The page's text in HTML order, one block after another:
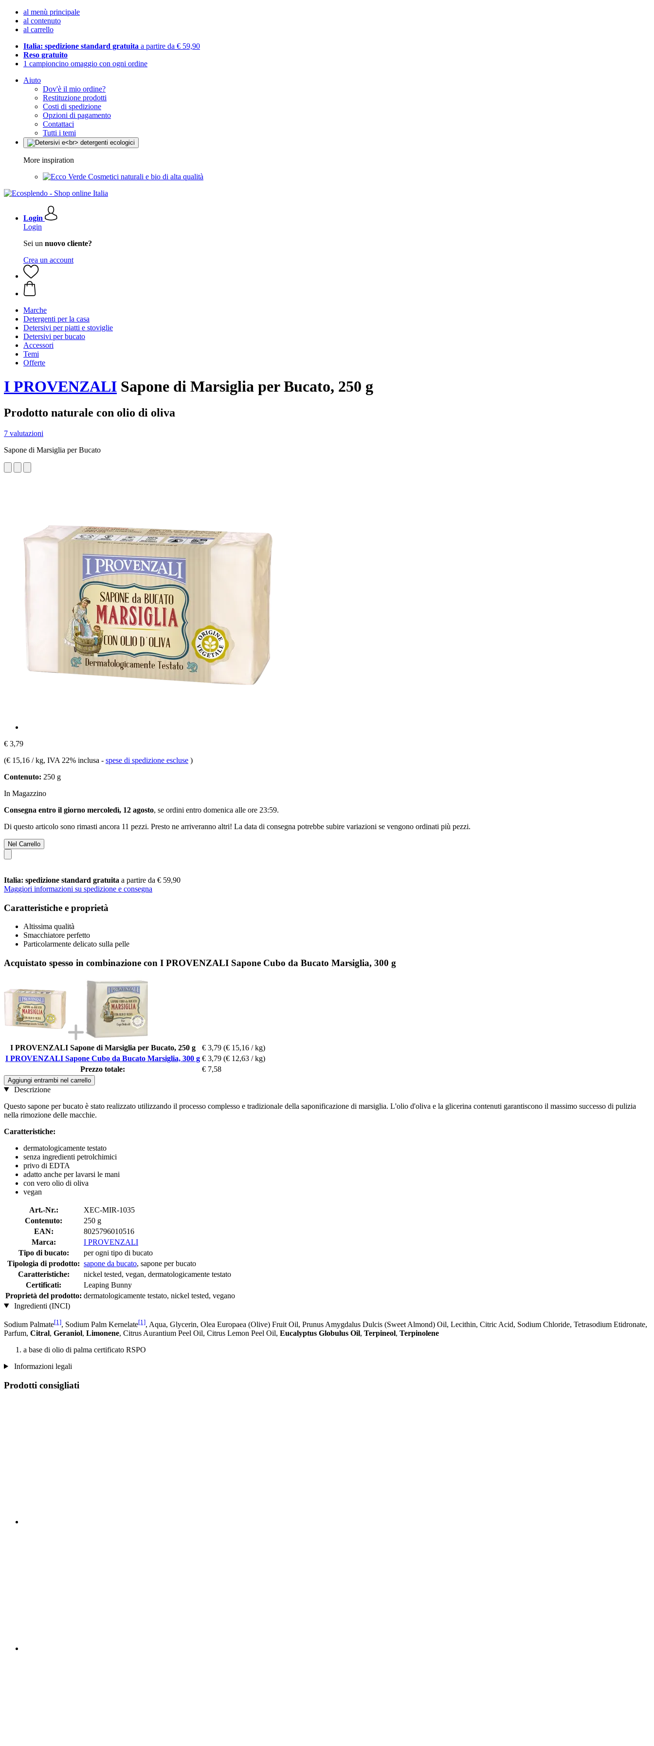
al menù principale
al contenuto
al carrello
Italia: spedizione standard gratuita a partire da € 59,90
Reso gratuito
1 campioncino omaggio con ogni ordine
Aiuto
Dov'è il mio ordine?
Restituzione prodotti
Costi di spedizione
Opzioni di pagamento
Contattaci
Tutti i temi
More inspiration
Cosmetici naturali e bio di alta qualità
Login
Login
Sei un nuovo cliente?
Crea un account
Marche
Detergenti per la casa
Detersivi per piatti e stoviglie
Detersivi per bucato
Accessori
Temi
Offerte
I PROVENZALI Sapone di Marsiglia per Bucato, 250 g
Prodotto naturale con olio di oliva
7 valutazioni
Sapone di Marsiglia per Bucato
€ 3,79
(€ 15,16 / kg, IVA 22% inclusa - spese di spedizione escluse )
Contenuto: 250 g
In Magazzino
Consegna entro il giorno mercoledì, 12 agosto, se ordini entro domenica alle ore 23:59.
Di questo articolo sono rimasti ancora 11 pezzi. Presto ne arriveranno altri! La data di consegna potrebbe subire variazioni se vengono ordinati più pezzi.
Nel Carrello
Italia: spedizione standard gratuita a partire da € 59,90
Maggiori informazioni su spedizione e consegna
Caratteristiche e proprietà
Altissima qualità
Smacchiatore perfetto
Particolarmente delicato sulla pelle
Acquistato spesso in combinazione con I PROVENZALI Sapone Cubo da Bucato Marsiglia, 300 g
I PROVENZALI Sapone di Marsiglia per Bucato, 250 g € 3,79 (€ 15,16 / kg)
I PROVENZALI Sapone Cubo da Bucato Marsiglia, 300 g € 3,79 (€ 12,63 / kg)
Prezzo totale:
€ 7,58
Aggiungi entrambi nel carrello
Descrizione
Questo sapone per bucato è stato realizzato utilizzando il processo complesso e tradizionale della saponificazione di marsiglia. L'olio d'oliva e la glicerina contenuti garantiscono il massimo successo di pulizia
nella rimozione delle macchie.
Caratteristiche:
dermatologicamente testato
senza ingredienti petrolchimici
privo di EDTA
adatto anche per lavarsi le mani
con vero olio di oliva
vegan
Art.-Nr.:
XEC-MIR-1035
Contenuto:
250 g
EAN:
8025796010516
Marca:
I PROVENZALI
Tipo di bucato:
per ogni tipo di bucato
Tipologia di prodotto: sapone da bucato, sapone per bucato
Caratteristiche:
nickel tested, vegan, dermatologicamente testato
Certificati:
Leaping Bunny
Proprietà del prodotto: dermatologicamente testato, nickel tested, vegano
Ingredienti (INCI)
Sodium Palmate[1], Sodium Palm Kernelate[1], Aqua, Glycerin, Olea Europaea (Olive) Fruit Oil, Prunus Amygdalus Dulcis (Sweet Almond) Oil, Lecithin, Citric Acid, Sodium Chloride, Tetrasodium Etidronate,
Parfum, Citral, Geraniol, Limonene, Citrus Aurantium Peel Oil, Citrus Lemon Peel Oil, Eucalyptus Globulus Oil, Terpineol, Terpinolene
a base di olio di palma certificato RSPO
Informazioni legali
Prodotti consigliati